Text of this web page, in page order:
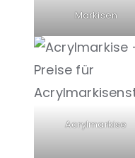
Markisen
Acrylmarkise